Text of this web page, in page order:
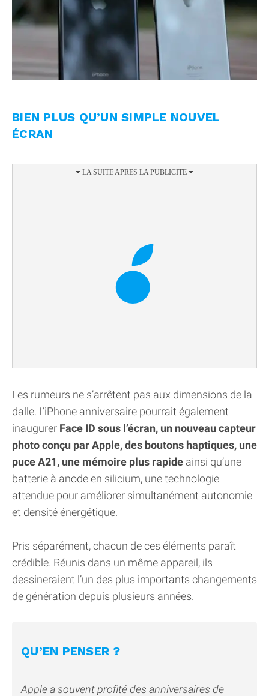
BIEN PLUS QU’UN SIMPLE NOUVEL
ÉCRAN
Les rumeurs ne s’arrêtent pas aux dimensions de la
dalle. L’iPhone anniversaire pourrait également
inaugurer Face ID sous l’écran, un nouveau capteur
photo conçu par Apple, des boutons haptiques, une
puce A21, une mémoire plus rapide ainsi qu’une
batterie à anode en silicium, une technologie
attendue pour améliorer simultanément autonomie
et densité énergétique.
Pris séparément, chacun de ces éléments paraît
crédible. Réunis dans un même appareil, ils
dessineraient l’un des plus importants changements
de génération depuis plusieurs années.
QU’EN PENSER ?
Apple a souvent profité des anniversaires de